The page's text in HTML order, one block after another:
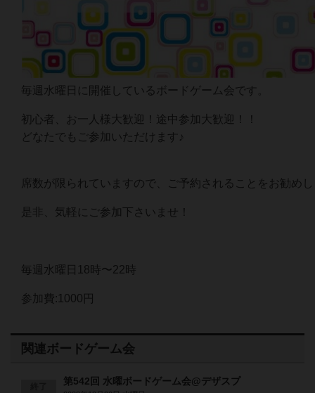
毎週水曜日に開催しているボードゲーム会です。
初心者、お一人様大歓迎！途中参加大歓迎！！
どなたでもご参加いただけます♪
席数が限られていますので、ご予約されることをお勧め
是非、気軽にご参加下さいませ！
毎週水曜日18時〜22時
参加費:1000円
関連ボードゲーム会
第542回 水曜ボードゲーム会@デザスプ